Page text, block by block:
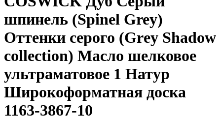
шпинель (Spinel Grey)
Оттенки серого (Grеy Shadow
collection) Масло шелковое
ультраматовое 1 Натур
Широкоформатная доска
1163-3867-10